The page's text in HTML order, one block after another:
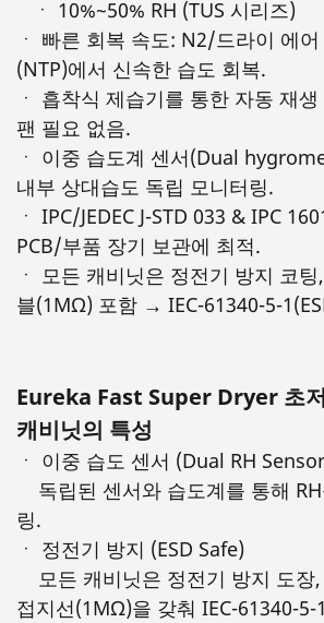
ㆍ 10%~50% RH (TUS 시리즈)
ㆍ 빠른 회복 속도: N2/드라이 에
(NTP)에서 신속한 습도 회복.
ㆍ 흡착식 제습기를 통한 자동 재
팬 필요 없음.
ㆍ 이중 습도계 센서(Dual
내부 상대습도 독립 모니터링.
ㆍ IPC/JEDEC J-STD 033 & IPC
PCB/부품 장기 보관에 최적.
ㆍ 모든 캐비닛은 정전기 방지 코
블(1MΩ) 포함 → IEC-61340-5-
Eureka Fast Super Dryer 초
캐비닛의 특성
ㆍ 이중 습도 센서 (Dual RH
독립된 센서와 습도계를 통해
링.
ㆍ 정전기 방지 (ESD Safe)
모든 캐비닛은 정전기 방지 도장
접지선(1MΩ)을 갖춰 IEC-61340-5-